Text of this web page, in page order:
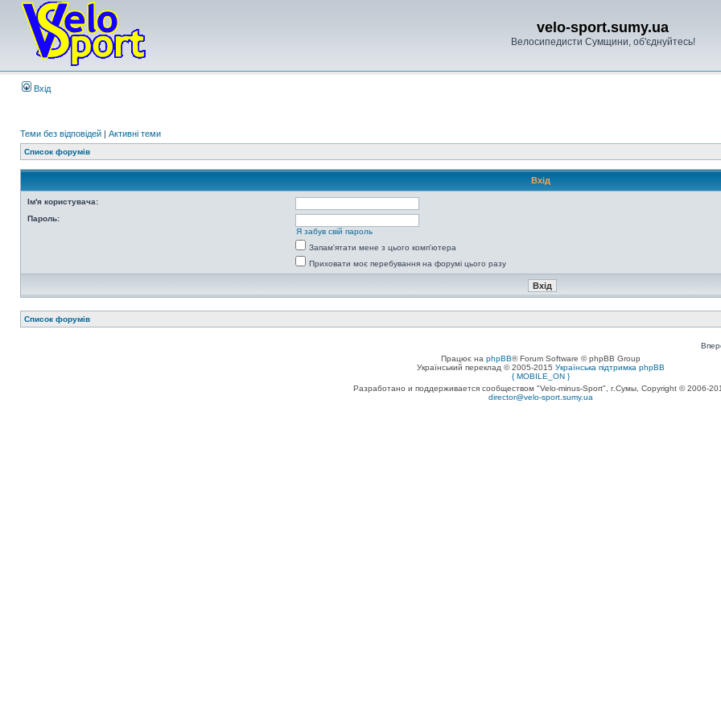
velo-sport.sumy.ua
Велосипедисти Сумщини, об'єднуйтесь!
Вхід
Теми без відповідей | Активні теми
Список форумів
Вхід
Ім'я користувача:
Пароль:
Я забув свій пароль
Запам'ятати мене з цього комп'ютера
Приховати моє перебування на форумі цього разу
Список форумів
Працює на phpBB® Forum Software © phpBB Group
Український переклад © 2005-2015 Українська підтримка phpBB
{ MOBILE_ON }
Разработано и поддерживается сообществом "Velo-minus-Sport", г.Сумы, Copyright © 2006-
director@velo-sport.sumy.ua